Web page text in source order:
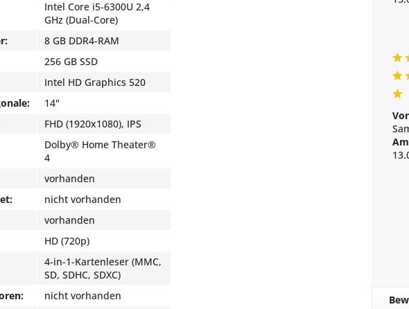
Intel Core i5-6300U 2,4
GHz (Dual-Core)
8 GB DDR4-RAM
256 GB SSD
Intel HD Graphics 520
14"
FHD (1920x1080), IPS
Dolby® Home Theater®
4
vorhanden
nicht vorhanden
vorhanden
HD (720p)
4-in-1-Kartenleser (MMC,
SD, SDHC, SDXC)
nicht vorhanden